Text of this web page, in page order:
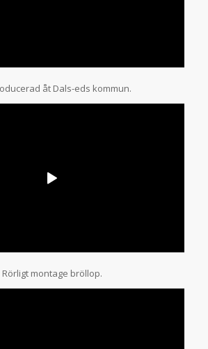
åt Dals-eds kommun.
Rörligt montage bröllop.